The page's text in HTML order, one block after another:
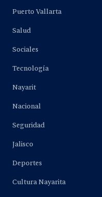
Puerto Vallarta
Salud
Sociales
Tecnología
Nayarit
Nacional
Seguridad
Jalisco
Deportes
Cultura Nayarita